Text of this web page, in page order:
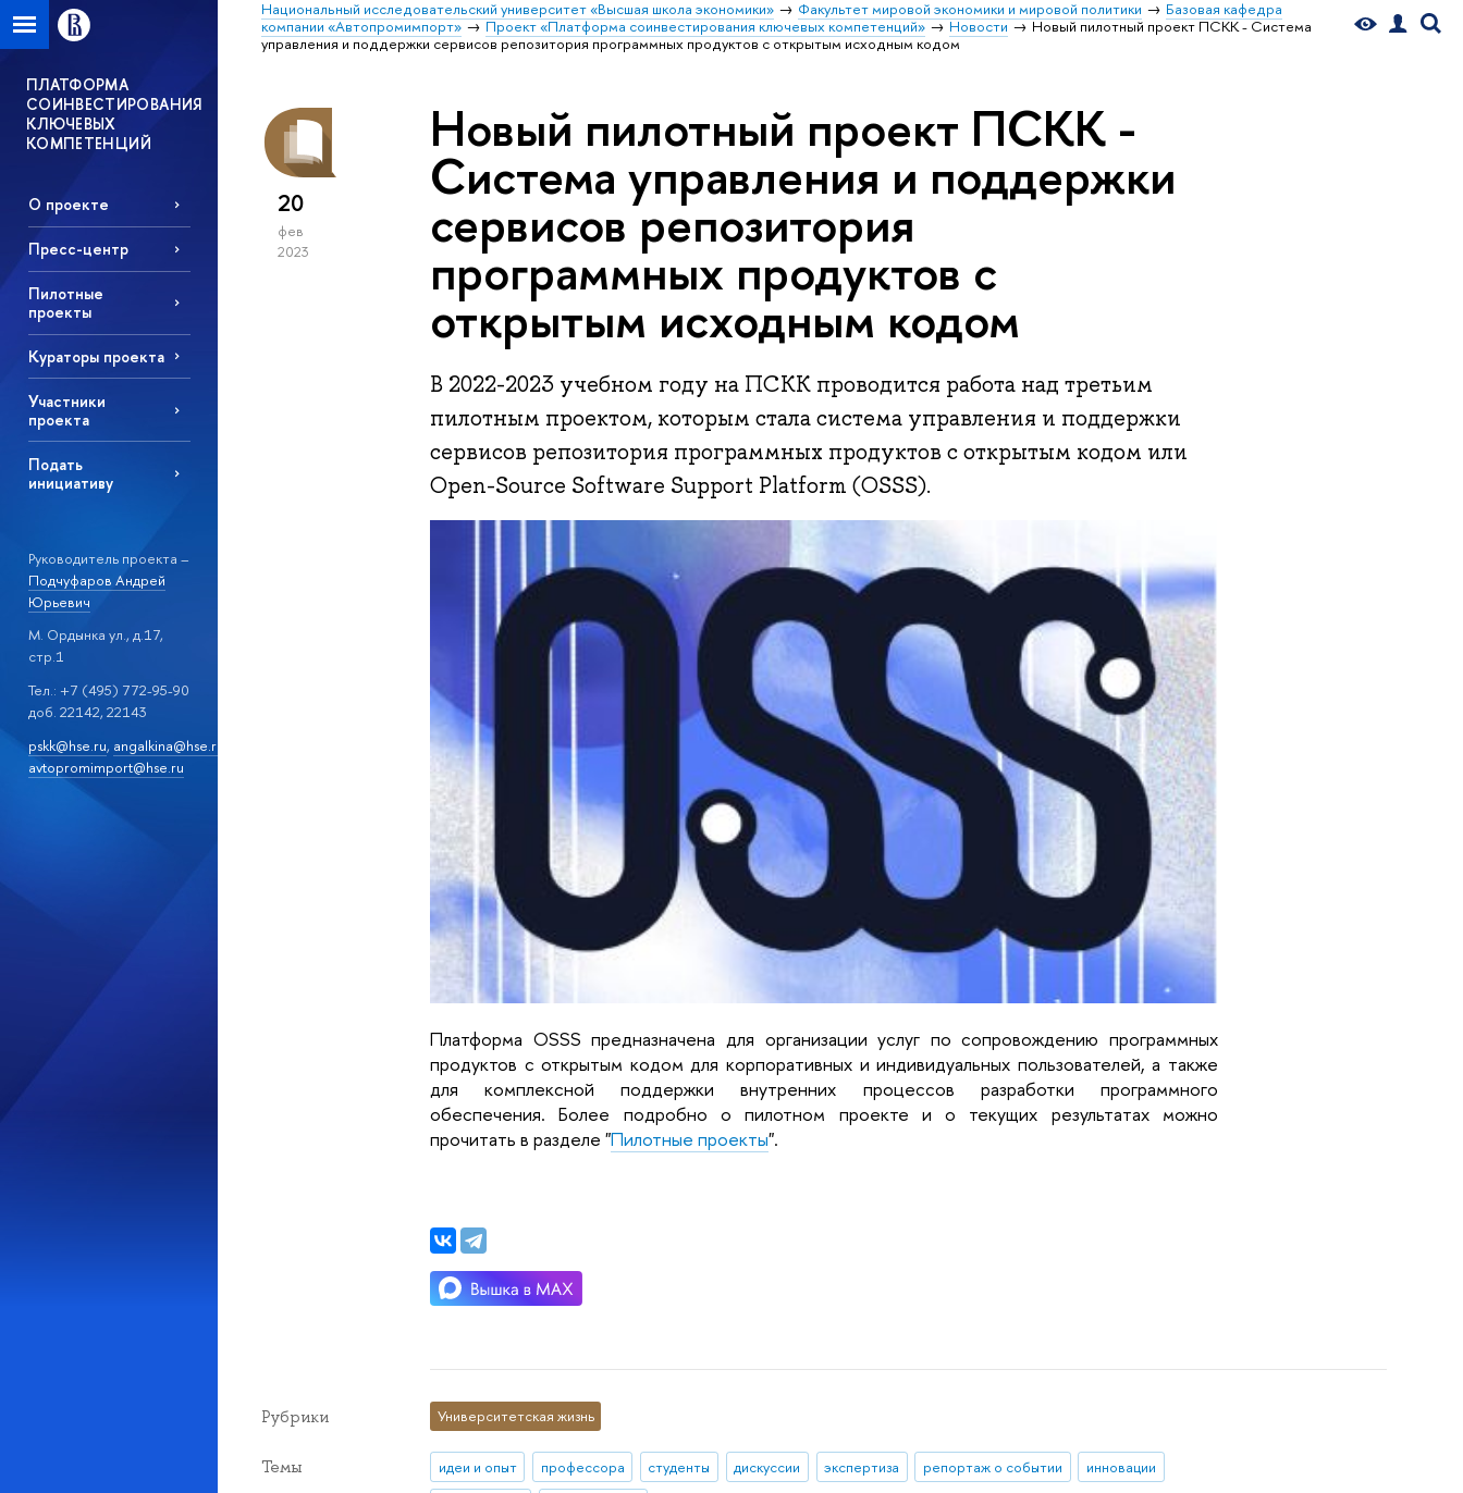
Национальный исследовательский университет «Высшая школа экономики» Факультет мировой экономики и мировой политики
Базовая кафедра
компании «Автопромимпорт»
Проект «Платформа соинвестирования ключевых компетенций» Новости
Новый пилотный проект ПСКК - Система
управления и поддержки сервисов репозитория программных продуктов с открытым исходным кодом
ПЛАТФОРМА
СОИНВЕСТИРОВАНИЯ
КЛЮЧЕВЫХ
КОМПЕТЕНЦИЙ
О проекте
Пресс-центр
Пилотные
проекты
Кураторы проекта
Участники
проекта
Подать
инициативу
Руководитель проекта –
Подчуфаров Андрей
Юрьевич
М. Ордынка ул., д.17,
стр.1
Тел.: +7 (495) 772-95-90
доб. 22142, 22143
pskk@hse.ru, angalkina@hse.ru
avtopromimport@hse.ru
20
фев
2023
Новый пилотный проект ПСКК -
Система управления и поддержки
сервисов репозитория
программных продуктов с
открытым исходным кодом
В 2022-2023 учебном году на ПСКК проводится работа над третьим
пилотным проектом, которым стала система управления и поддержки
сервисов репозитория программных продуктов с открытым кодом или
Open-Source Software Support Platform (OSSS).
Платформа OSSS предназначена для организации услуг по сопровождению программных
продуктов с открытым кодом для корпоративных и индивидуальных пользователей, а также
для комплексной поддержки внутренних процессов разработки программного
обеспечения. Более подробно о пилотном проекте и о текущих результатах можно
прочитать в разделе "Пилотные проекты".
Рубрики Университетская жизнь
Темы идеи и опыт профессора студенты дискуссии экспертиза репортаж о событии
инновации